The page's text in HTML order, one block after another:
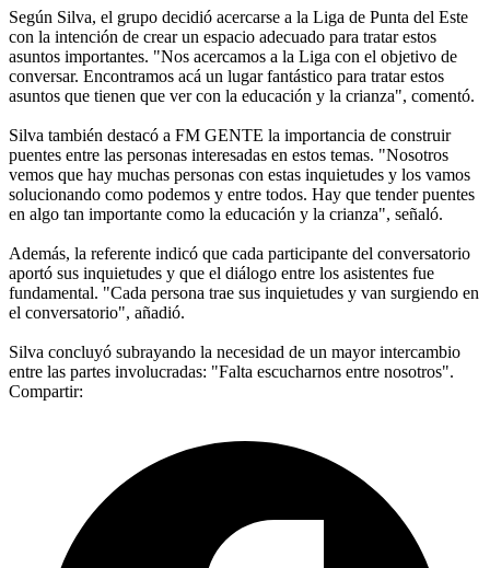
Según Silva, el grupo decidió acercarse a la Liga de Punta del Este
con la intención de crear un espacio adecuado para tratar estos
asuntos importantes. "Nos acercamos a la Liga con el objetivo de
conversar. Encontramos acá un lugar fantástico para tratar estos
asuntos que tienen que ver con la educación y la crianza", comentó.
Silva también destacó a FM GENTE la importancia de construir
puentes entre las personas interesadas en estos temas. "Nosotros
vemos que hay muchas personas con estas inquietudes y los vamos
solucionando como podemos y entre todos. Hay que tender puentes
en algo tan importante como la educación y la crianza", señaló.
Además, la referente indicó que cada participante del conversatorio
aportó sus inquietudes y que el diálogo entre los asistentes fue
fundamental. "Cada persona trae sus inquietudes y van surgiendo en
el conversatorio", añadió.
Silva concluyó subrayando la necesidad de un mayor intercambio
entre las partes involucradas: "Falta escucharnos entre nosotros".
Compartir: